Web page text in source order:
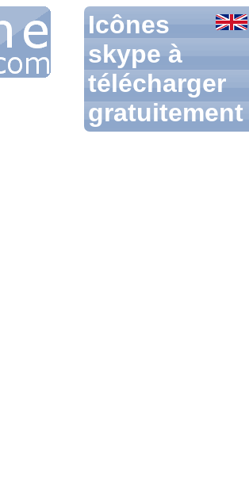
Icônes
skype à
télécharger
gratuitement